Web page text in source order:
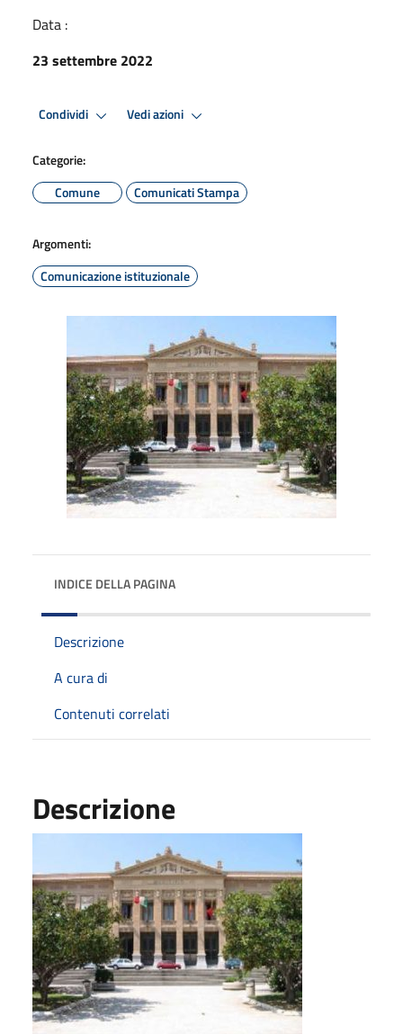
Data :
23 settembre 2022
Condividi Vedi azioni
Categorie:
Comune
Comunicati Stampa
Argomenti:
Comunicazione istituzionale
INDICE DELLA PAGINA
Descrizione
A cura di
Contenuti correlati
Descrizione